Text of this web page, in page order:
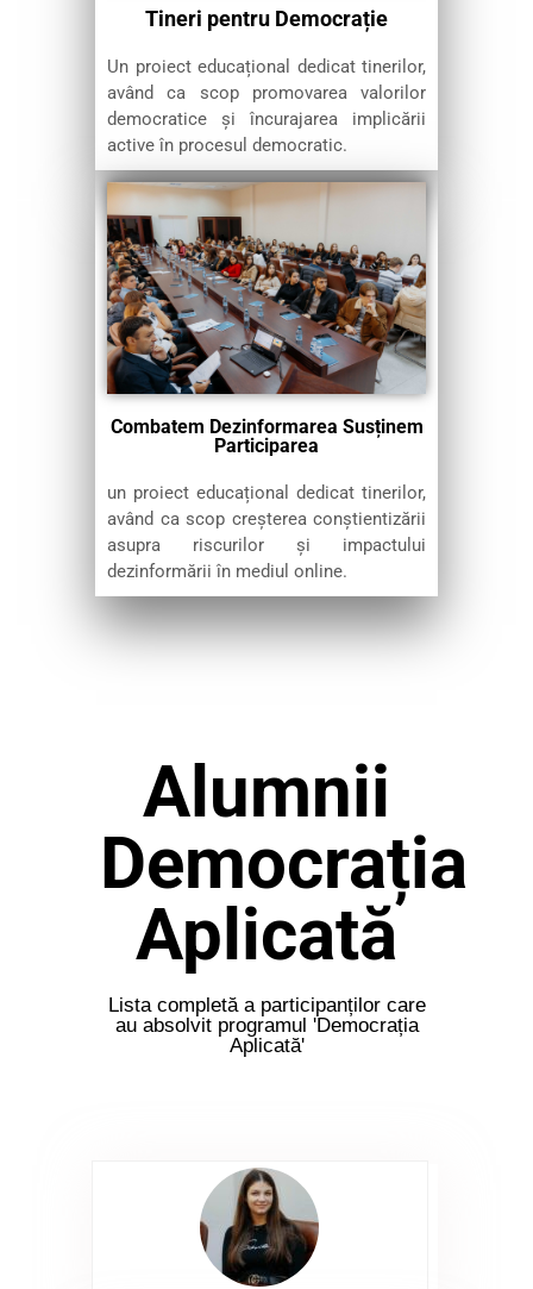
Tineri pentru Democrație
Un proiect educațional dedicat tinerilor,
având ca scop promovarea valorilor
democratice și încurajarea implicării
active în procesul democratic.
Combatem Dezinformarea Susținem
Participarea
un proiect educațional dedicat tinerilor,
având ca scop creșterea conștientizării
asupra riscurilor și impactului
dezinformării în mediul online.
Alumnii
Democrația
Aplicată
Lista completă a participanților care
au absolvit programul 'Democrația
Aplicată'